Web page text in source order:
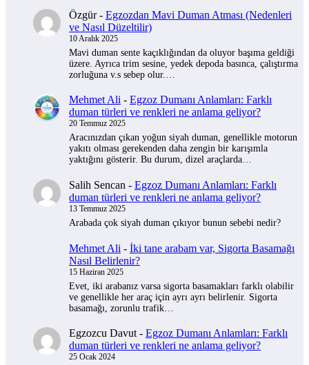
Özgür- Egzozdan Mavi Duman Atması (Nedenleri
ve Nasıl Düzeltilir)
10 Aralık 2025
Mavi duman sente kaçıklığından da oluyor başıma geldiği
üzere. Ayrıca trim sesine, yedek depoda basınca, çalıştırma
zorluğuna v.s sebep olur.…
Mehmet Ali - Egzoz Dumanı Anlamları: Farklı
duman türleri ve renkleri ne anlama geliyor?
20 Temmuz 2025
Aracınızdan çıkan yoğun siyah duman, genellikle motorun
yakıtı olması gerekenden daha zengin bir karışımla
yaktığını gösterir. Bu durum, dizel araçlarda…
Salih Sencan - Egzoz Dumanı Anlamları: Farklı
duman türleri ve renkleri ne anlama geliyor?
13 Temmuz 2025
Arabada çok siyah duman çıkıyor bunun sebebi nedir?
Mehmet Ali - İki tane arabam var, Sigorta Basamağı
Nasıl Belirlenir?
15 Haziran 2025
Evet, iki arabanız varsa sigorta basamakları farklı olabilir
ve genellikle her araç için ayrı ayrı belirlenir. Sigorta
basamağı, zorunlu trafik…
Egzozcu Davut - Egzoz Dumanı Anlamları: Farklı
duman türleri ve renkleri ne anlama geliyor?
25 Ocak 2024